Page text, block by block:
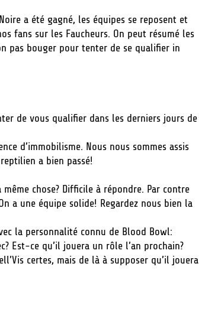
a été gagné, les équipes se reposent et
fans sur les Faucheurs. On peut résumé les
pas bouger pour tenter de se qualifier in
de vous qualifier dans les derniers jours de
d’immobilisme. Nous nous sommes assis
a bien passé!
chose? Difficile à répondre. Par contre
a une équipe solide! Regardez nous bien la
la personnalité connu de Blood Bowl:
Est-ce qu’il jouera un rôle l’an prochain?
certes, mais de là à supposer qu’il jouera